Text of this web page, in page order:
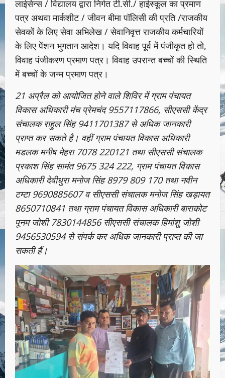
लाईसेन्स / विद्यालय द्वारा निर्गत टी.सी./ हाईस्कूल का प्रमाण
पत्र अथवा मार्कशीट / जीवन बीमा पॉलिसी की प्रति /राजकीय
सेवकों के लिए सेवा अभिलेख / सेवानिवृत्त राजकीय कर्मचारियों
के लिए पेंशन भुगतान आदेश। यदि विवाह पूर्व में पंजीकृत हो तो,
विवाह पंजीकरण प्रमाण पत्र। विवाह उपरान्त बच्चों की स्थिति
में बच्चों के जन्म प्रमाण पत्र।
21 अप्रैल को आयोजित होने वाले शिविर में ग्राम पंचायत
विकास अधिकारी मंच प्रेमचंद 9557117866, सीएससी केंद्र
संचालक राहुल सिंह 9411701387 से अधिक जानकारी
प्राप्त कर सकते है। वहीं ग्राम पंचायत विकास अधिकारी
मडलक मनीष मेहरा 7078 220121 तथा सीएससी संचालक
प्रकाश सिंह सामंत 9675 324 222, ग्राम पंचायत विकास
अधिकारी देवीधुरा मनोज सिंह 8979 809 170 तथा नवीन
टम्टा 9690885607 व सीएससी संचालक मनोज सिंह खड़ायत
8650710841 तथा ग्राम पंचायत विकास अधिकारी बाराकोट
पूनम जोशी 7830144856 सीएससी संचालक हिमांशु जोशी
9456530594 से संपर्क कर अधिक जानकारी प्राप्त की जा
सकती हैं।